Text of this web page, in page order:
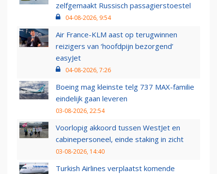
zelfgemaakt Russisch passagierstoestel
04-08-2026, 9:54
Air France-KLM aast op terugwinnen
reizigers van ‘hoofdpijn bezorgend’
easyJet
04-08-2026, 7:26
Boeing mag kleinste telg 737 MAX-familie
eindelijk gaan leveren
03-08-2026, 22:54
Voorlopig akkoord tussen WestJet en
cabinepersoneel, einde staking in zicht
03-08-2026, 14:40
Turkish Airlines verplaatst komende